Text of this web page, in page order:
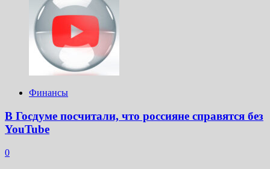
Финансы
В Госдуме посчитали, что россияне справятся без
YouTube
0